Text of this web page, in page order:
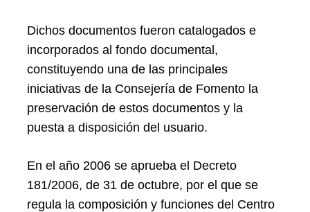
Dichos documentos fueron catalogados e
incorporados al fondo documental,
constituyendo una de las principales
iniciativas de la Consejería de Fomento la
preservación de estos documentos y la
puesta a disposición del usuario.
En el año 2006 se aprueba el Decreto
181/2006, de 31 de octubre, por el que se
regula la composición y funciones del Centro